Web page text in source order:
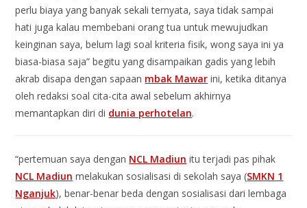
perlu biaya yang banyak sekali ternyata, saya tidak sampai
hati juga kalau membebani orang tua untuk mewujudkan
keinginan saya, belum lagi soal kriteria fisik, wong saya ini ya
biasa-biasa saja” begitu yang disampaikan gadis yang lebih
akrab disapa dengan sapaan mbak Mawar ini, ketika ditanya
oleh redaksi soal cita-cita awal sebelum akhirnya
memantapkan diri di dunia perhotelan.
“pertemuan saya dengan NCL Madiun itu terjadi pas pihak
NCL Madiun melakukan sosialisasi di sekolah saya (SMKN 1
Nganjuk), benar-benar beda dengan sosialisasi dari lembaga